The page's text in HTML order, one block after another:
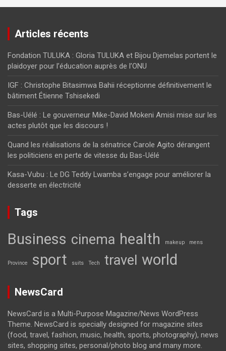
Articles récents
Fondation TULUKA : Gloria TULUKA et Bijou Djemelas portent le
plaidoyer pour l’éducation auprès de l’ONU
IGF : Christophe Bitasimwa Bahii réceptionne définitivement le
bâtiment Étienne Tshisekedi
Bas-Uélé : Le gouverneur Mike-David Mokeni Amisi mise sur les
actes plutôt que les discours !
Quand les réalisations de la sénatrice Carole Agito dérangent
les politiciens en perte de vitesse du Bas-Uélé
Kasa-Vubu : Le DG Teddy Lwamba s’engage pour améliorer la
desserte en électricité
Tags
Business cinema health makeup mens
Province sport suits Tech travel world
NewsCard
NewsCard is a Multi-Purpose Magazine/News WordPress
Theme. NewsCard is specially designed for magazine sites
(food, travel, fashion, music, health, sports, photography), news
sites, shopping sites, personal/photo blog and many more.